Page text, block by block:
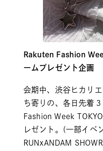
Rakuten Fashion
ームプレゼント企画
会期中、渋谷ヒカリ
ち寄りの、各日先着
Fashion Week
レゼント。(一部イベ
RUNxANDAM